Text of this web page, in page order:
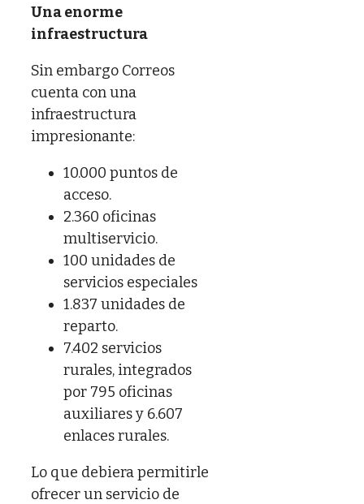
Una enorme
infraestructura
Sin embargo Correos
cuenta con una
infraestructura
impresionante:
10.000 puntos de
acceso.
2.360 oficinas
multiservicio.
100 unidades de
servicios especiales
1.837 unidades de
reparto.
7.402 servicios
rurales, integrados
por 795 oficinas
auxiliares y 6.607
enlaces rurales.
Lo que debiera permitirle
ofrecer un servicio de